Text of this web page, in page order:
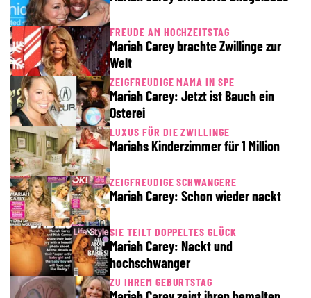
FREUDE AM HOCHZEITSTAG
Mariah Carey brachte Zwillinge zur
Welt
ZEIGFREUDIGE MAMA IN SPE
Mariah Carey: Jetzt ist Bauch ein
Osterei
LUXUS FÜR DIE ZWILLINGE
Mariahs Kinderzimmer für 1 Million
ZEIGFREUDIGE SCHWANGERE
Mariah Carey: Schon wieder nackt
SIE TEILT DOPPELTES GLÜCK
Mariah Carey: Nackt und
hochschwanger
ZU IHREM GEBURTSTAG